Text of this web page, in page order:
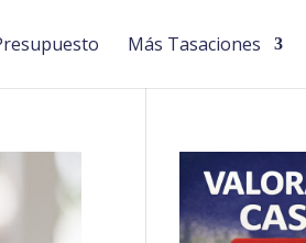
Más Tasaciones